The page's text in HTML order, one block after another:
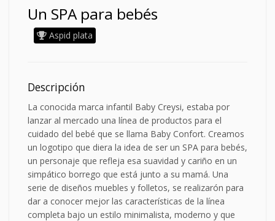
Un SPA para bebés
Aspid plata
Descripción
La conocida marca infantil Baby Creysi, estaba por
lanzar al mercado una línea de productos para el
cuidado del bebé que se llama Baby Confort. Creamos
un logotipo que diera la idea de ser un SPA para bebés,
un personaje que refleja esa suavidad y cariño en un
simpático borrego que está junto a su mamá. Una
serie de diseños muebles y folletos, se realizarón para
dar a conocer mejor las características de la línea
completa bajo un estilo minimalista, moderno y que